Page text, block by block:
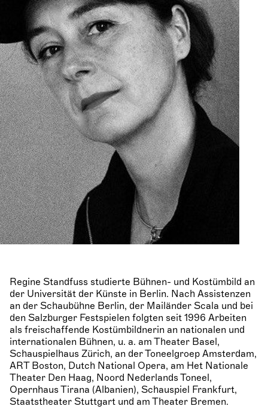
Regine Standfuss studierte Bühnen- und Kostümbild an
der Universität der Künste in Berlin. Nach Assistenzen
an der Schaubühne Berlin, der Mailänder Scala und bei
den Salzburger Festspielen folgten seit 1996 Arbeiten
als freischaffende Kostümbildnerin an nationalen und
internationalen Bühnen, u. a. am Theater Basel,
Schauspielhaus Zürich, an der Toneelgroep Amsterdam,
ART Boston, Dutch National Opera, am Het Nationale
Theater Den Haag, Noord Nederlands Toneel,
Opernhaus Tirana (Albanien), Schauspiel Frankfurt,
Staatstheater Stuttgart und am Theater Bremen.